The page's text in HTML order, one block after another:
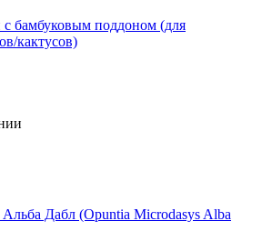
бамбуковым поддоном (для
кактусов)
Дабл (Opuntia Microdasys Alba